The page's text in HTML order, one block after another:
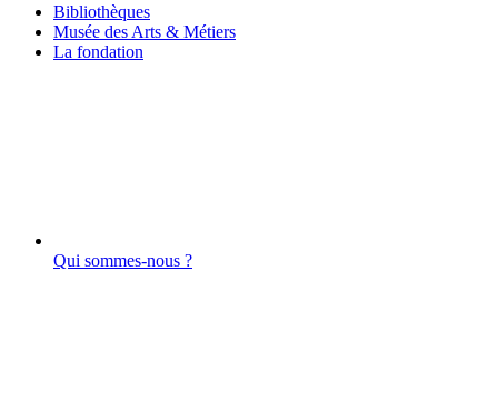
Bibliothèques
Musée des Arts & Métiers
La fondation
Qui sommes-nous ?